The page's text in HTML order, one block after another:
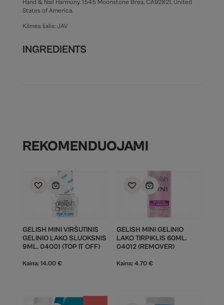
Hand & Nail Harmony. 1545 Moonstone Brea, CA92821, United
States of America.
Kilmės šalis: JAV
INGREDIENTS
REKOMENDUOJAMI
GELISH MINI VIRŠUTINIS
GELINIO LAKO SLUOKSNIS
9ML. 04001 (TOP IT OFF)
Kaina: 14.00 €
GELISH MINI GELINIO
LAKO TIRPIKLIS 60ML.
04012 (REMOVER)
Kaina: 4.70 €